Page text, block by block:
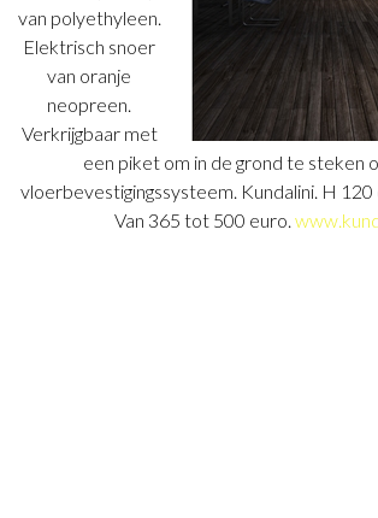
van polyethyleen.
Elektrisch snoer
van oranje
neopreen.
Verkrijgbaar met
een piket om in de grond te steken
vloerbevestigingssysteem. Kundalini. H 120
Van 365 tot 500 euro.